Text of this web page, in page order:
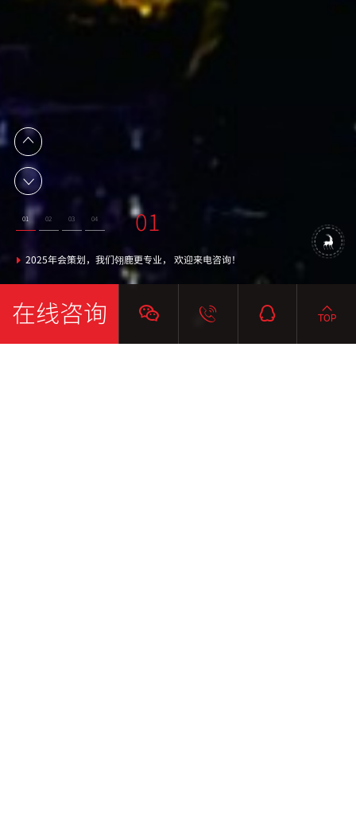
提供 活动策划 服务 周年庆 年会 乔迁 开业 等
02
活动策划优质服务商
03
翎鹿策划服务政府
04
2025年会策划，我们翎鹿更专业， 欢迎来电咨询！
01
01 02 03 04
在线咨询